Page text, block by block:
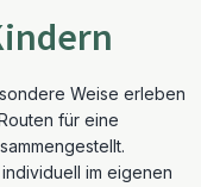
Weise erleben
für eine
im eigenen